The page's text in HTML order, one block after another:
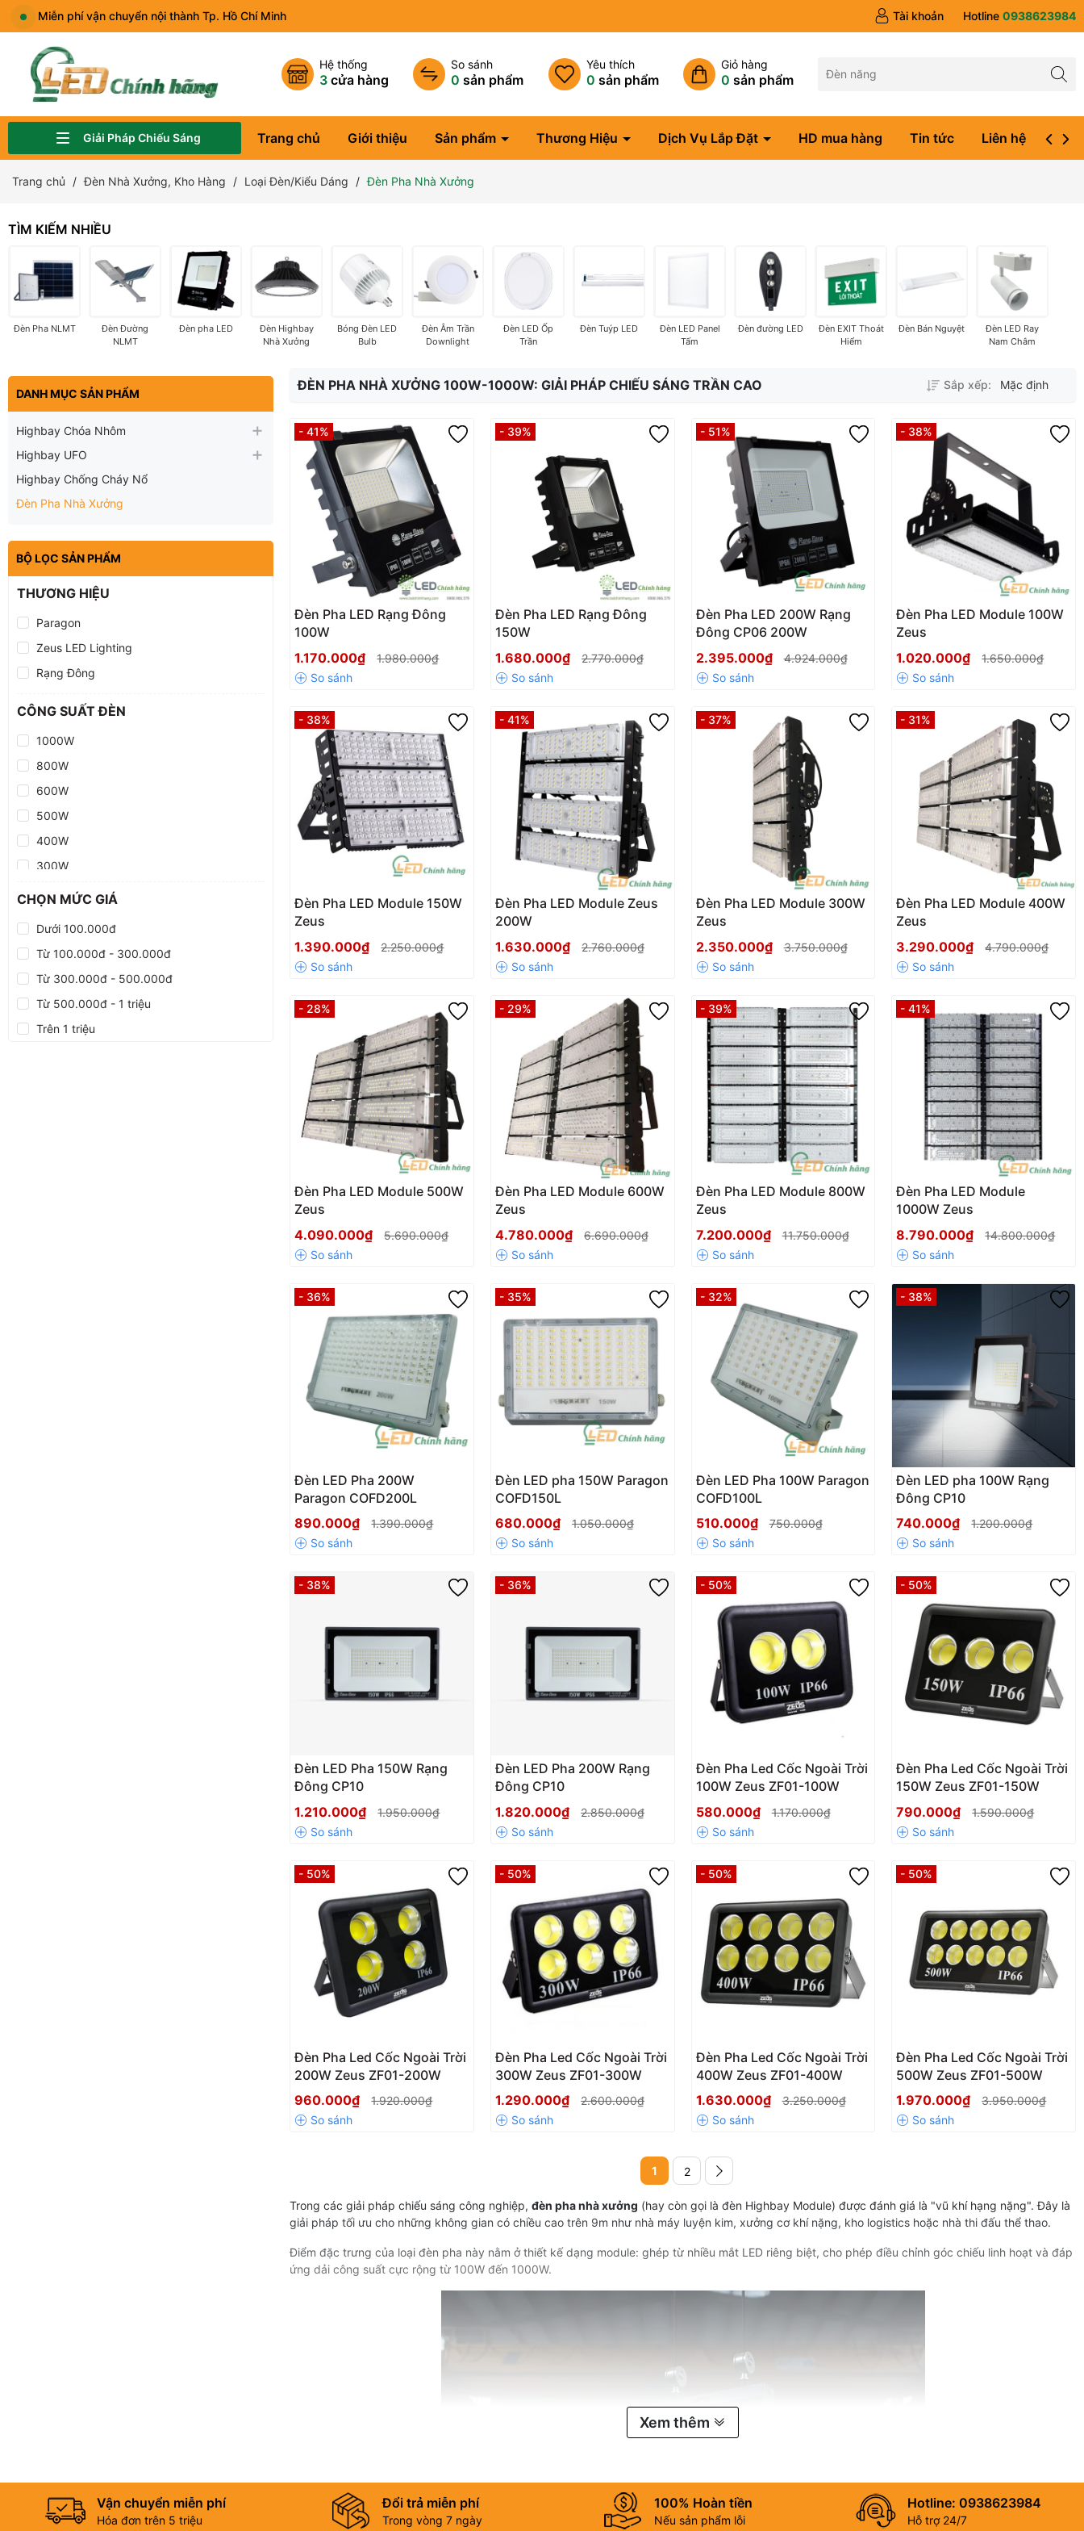
Miễn phí vận chuyển nội thành Tp. Hồ Chí Minh Tài khoản Hotline 0938623984
Hệ thống
3 cửa hàng
So sánh
0 sản phẩm
Yêu thích
0 sản phẩm
Giỏ hàng
0 sản phẩm
Giải Pháp Chiếu Sáng Trang chủ Giới thiệu Sản phẩm Thương Hiệu Dịch Vụ Lắp Đặt HD mua hàng Tin tức Liên hệ
Trang chủ Đèn Nhà Xưởng, Kho Hàng Loại Đèn/Kiểu Dáng Đèn Pha Nhà Xưởng
TÌM KIẾM NHIỀU
Đèn Pha NLMT
Đèn Đường
NLMT
Đèn pha LED
Đèn Highbay
Nhà Xưởng
Bóng Đèn LED
Bulb
Đèn Âm Trần
Downlight
Đèn LED Ốp
Trần
Đèn Tuýp LED
Đèn LED Panel
Tấm
Đèn đường LED
Đèn EXIT Thoát
Hiểm
Đèn Bán Nguyệt
Đèn LED Ray
Nam Châm
DANH MỤC SẢN PHẨM
Highbay Chóa Nhôm
Highbay UFO
Highbay Chống Cháy Nổ
Đèn Pha Nhà Xưởng
BỘ LỌC SẢN PHẨM
THƯƠNG HIỆU
Paragon
Zeus LED Lighting
Rạng Đông
CÔNG SUẤT ĐÈN
1000W
800W
600W
500W
400W
300W
CHỌN MỨC GIÁ
Dưới 100.000đ
Từ 100.000đ - 300.000đ
Từ 300.000đ - 500.000đ
Từ 500.000đ - 1 triệu
Trên 1 triệu
ĐÈN PHA NHÀ XƯỞNG 100W-1000W: GIẢI PHÁP CHIẾU SÁNG TRẦN CAO Sắp xếp: Mặc định
- 41%
Đèn Pha LED Rạng Đông
100W
1.170.000₫
1.980.000₫
- 39%
Đèn Pha LED Rạng Đông
150W
1.680.000₫
2.770.000₫
- 51%
Đèn Pha LED 200W Rạng
Đông CP06 200W
2.395.000₫
4.924.000₫
- 38%
Đèn Pha LED Module 100W
Zeus
1.020.000₫
1.650.000₫
- 38%
Đèn Pha LED Module 150W
Zeus
1.390.000₫
2.250.000₫
- 41%
Đèn Pha LED Module Zeus
200W
1.630.000₫
2.760.000₫
- 37%
Đèn Pha LED Module 300W
Zeus
2.350.000₫
3.750.000₫
- 31%
Đèn Pha LED Module 400W
Zeus
3.290.000₫
4.790.000₫
- 28%
Đèn Pha LED Module 500W
Zeus
4.090.000₫
5.690.000₫
- 29%
Đèn Pha LED Module 600W
Zeus
4.780.000₫
6.690.000₫
- 39%
Đèn Pha LED Module 800W
Zeus
7.200.000₫
11.750.000₫
- 41%
Đèn Pha LED Module
1000W Zeus
8.790.000₫
14.800.000₫
- 36%
Đèn LED Pha 200W
Paragon COFD200L
890.000₫
1.390.000₫
- 35%
Đèn LED pha 150W Paragon
COFD150L
680.000₫
1.050.000₫
- 32%
Đèn LED Pha 100W Paragon
COFD100L
510.000₫
750.000₫
- 38%
Đèn LED pha 100W Rạng
Đông CP10
740.000₫
1.200.000₫
- 38%
Đèn LED Pha 150W Rạng
Đông CP10
1.210.000₫
1.950.000₫
- 36%
Đèn LED Pha 200W Rạng
Đông CP10
1.820.000₫
2.850.000₫
- 50%
Đèn Pha Led Cốc Ngoài Trời
100W Zeus ZF01-100W
580.000₫
1.170.000₫
- 50%
Đèn Pha Led Cốc Ngoài Trời
150W Zeus ZF01-150W
790.000₫
1.590.000₫
- 50%
Đèn Pha Led Cốc Ngoài Trời
200W Zeus ZF01-200W
960.000₫
1.920.000₫
- 50%
Đèn Pha Led Cốc Ngoài Trời
300W Zeus ZF01-300W
1.290.000₫
2.600.000₫
- 50%
Đèn Pha Led Cốc Ngoài Trời
400W Zeus ZF01-400W
1.630.000₫
3.250.000₫
- 50%
Đèn Pha Led Cốc Ngoài Trời
500W Zeus ZF01-500W
1.970.000₫
3.950.000₫
1 2
Trong các giải pháp chiếu sáng công nghiệp,đèn pha nhà xưởng (hay còn gọi là đèn Highbay Module) được đánh giá là "vũ khí hạng nặng". Đây là
giải pháp tối ưu cho những không gian có chiều cao trên 9m như nhà máy luyện kim, xưởng cơ khí nặng, kho logistics hoặc nhà thi đấu thể thao.
Điểm đặc trưng của loại đèn pha này nằm ở thiết kế dạng module: ghép từ nhiều mắt LED riêng biệt, cho phép điều chỉnh góc chiếu linh hoạt và đáp
ứng dải công suất cực rộng từ 100W đến 1000W.
Xem thêm
Vận chuyển miễn phí
Hóa đơn trên 5 triệu
Đổi trả miễn phí
Trong vòng 7 ngày
100% Hoàn tiền
Nếu sản phẩm lỗi
Hotline: 0938623984
Hỗ trợ 24/7